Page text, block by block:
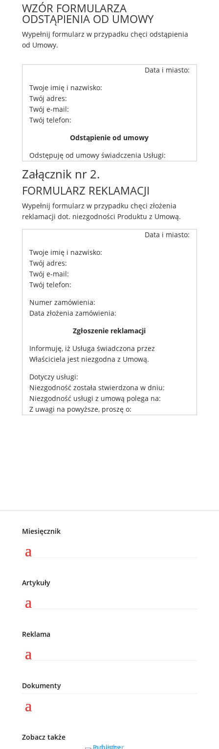
WZÓR FORMULARZA
ODSTĄPIENIA OD UMOWY
Wypełnij formularz w przypadku chęci odstąpienia
od Umowy.
Data i miasto:
Twoje imię i nazwisko:
Twój adres:
Twój e-mail:
Twój telefon:
Odstąpienie od umowy
Odstępuję od umowy świadczenia Usługi:
Załącznik nr 2.
FORMULARZ REKLAMACJI
Wypełnij formularz w przypadku chęci złożenia
reklamacji dot. niezgodności Produktu z Umową.
Data i miasto:
Twoje imię i nazwisko:
Twój adres:
Twój e-mail:
Twój telefon:
Numer zamówienia:
Data złożenia zamówienia:
Zgłoszenie reklamacji
Informuję, iż Usługa świadczona przez
Właściciela jest niezgodna z Umową.
Dotyczy usługi:
Niezgodność została stwierdzona w dniu:
Niezgodność usługi z umową polega na:
Z uwagi na powyższe, proszę o:
Miesięcznik
Artykuły
Reklama
Dokumenty
Zobacz także